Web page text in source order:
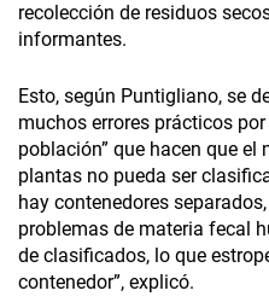
recolección de residuos
informantes.
Esto, según Puntigliano, se
muchos errores prácticos
población” que hacen que el
plantas no pueda ser
hay contenedores
problemas de materia fecal
de clasificados, lo que
contenedor”, explicó.